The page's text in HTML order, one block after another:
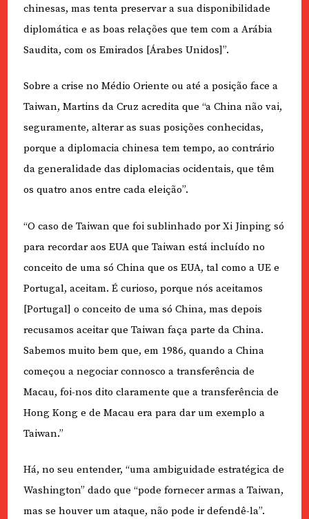
chinesas, mas tenta preservar a sua disponibilidade
diplomática e as boas relações que tem com a Arábia
Saudita, com os Emirados [Árabes Unidos]”.
Sobre a crise no Médio Oriente ou até a posição face a
Taiwan, Martins da Cruz acredita que “a China não vai,
seguramente, alterar as suas posições conhecidas,
porque a diplomacia chinesa tem tempo, ao contrário
da generalidade das diplomacias ocidentais, que têm
os quatro anos entre cada eleição”.
“O caso de Taiwan que foi sublinhado por Xi Jinping só
para recordar aos EUA que Taiwan está incluído no
conceito de uma só China que os EUA, tal como a UE e
Portugal, aceitam. É curioso, porque nós aceitamos
[Portugal] o conceito de uma só China, mas depois
recusamos aceitar que Taiwan faça parte da China.
Sabemos muito bem que, em 1986, quando a China
começou a negociar connosco a transferência de
Macau, foi-nos dito claramente que a transferência de
Hong Kong e de Macau era para dar um exemplo a
Taiwan.”
Há, no seu entender, “uma ambiguidade estratégica de
Washington” dado que “pode fornecer armas a Taiwan,
mas se houver um ataque, não pode ir defendê-la”.